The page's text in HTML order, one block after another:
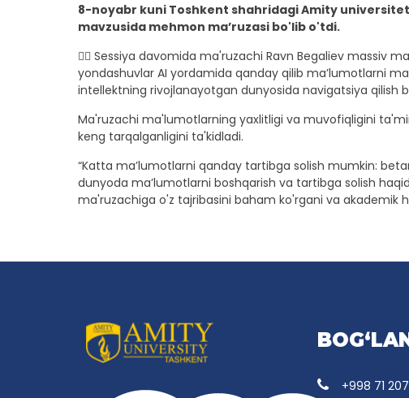
8-noyabr kuni Toshkent shahridagi Amity
mavzusida mehmon ma’ruzasi bo'lib o'tdi.
👉🏼 Sessiya davomida ma'ruzachi Ravn Begaliev massiv
yondashuvlar AI yordamida qanday qilib maʼlumotlarni
intellektning rivojlanayotgan dunyosida navigatsiya qilish
Ma'ruzachi ma'lumotlarning yaxlitligi va muvofiqligini
keng tarqalganligini ta'kidladi.
“Katta ma’lumotlarni qanday tartibga solish mumkin:
dunyoda ma’lumotlarni boshqarish va tartibga solish
ma'ruzachiga o'z tajribasini baham ko'rgani va
+998 71